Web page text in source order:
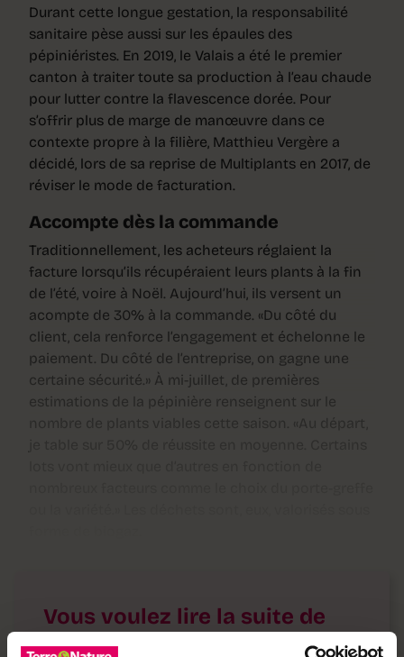
Durant cette longue gestation, la responsabilité
sanitaire pèse aussi sur les épaules des
pépiniéristes. En 2019, le Valais a été le premier
canton à traiter toute sa production à l’eau chaude
pour lutter contre la flavescence dorée. Pour
s’offrir plus de marge de manœuvre dans ce
contexte propre à la filière, Matthieu Vergère a
décidé, lors de sa reprise de Multiplants en 2017, de
réviser le mode de facturation.
Accompte dès la commande
Traditionnellement, les acheteurs réglaient la
facture lorsqu’ils récupéraient leurs plants à la fin
de l’été, voire à Noël. Aujourd’hui, ils versent un
acompte de 30% à la commande. «Du côté du
client, cela renforce l’engagement et échelonne le
paiement. Du côté de l’entreprise, on gagne une
certaine sécurité.» À mi-juillet, de premières
estimations de la pépinière renseignent sur le
nombre de plants viables cette saison. «Au départ,
Vous voulez lire la suite de
cet article ?